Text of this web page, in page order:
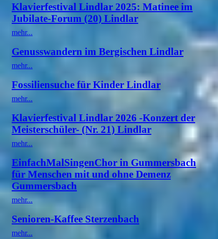
Klavierfestival Lindlar 2025: Matinee im
Jubilate-Forum (20) Lindlar
mehr...
Genusswandern im Bergischen Lindlar
mehr...
Fossiliensuche für Kinder Lindlar
mehr...
Klavierfestival Lindlar 2026 -Konzert der
Meisterschüler- (Nr. 21) Lindlar
mehr...
EinfachMalSingenChor in Gummersbach
für Menschen mit und ohne Demenz
Gummersbach
mehr...
Senioren-Kaffee Sterzenbach
mehr...